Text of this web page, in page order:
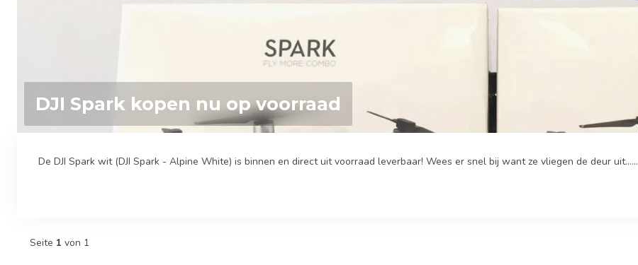
DJI Spark kopen nu op voorraad
De DJI Spark wit (DJI Spark - Alpine White) is binnen en direct uit voorraad leverbaar! Wees er snel bij want ze vliegen de deur uit......
Seite 1 von 1